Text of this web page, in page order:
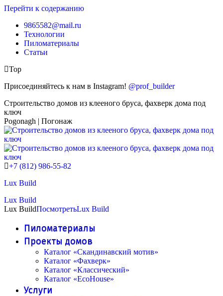
Перейти к содержанию
9865582@mail.ru
Технологии
Пиломатериалы
Статьи
Top
Присоединяйтесь к нам в Instagram! @prof_builder
Строительство домов из клееного бруса, фахверк дома под
ключ
Pogonagh | Погонаж
+7 (812) 986-55-82
Lux Build
Lux Build
Lux BuildПосмотретьLux Build
Пиломатериалы
Проекты домов
Каталог «Скандинавский мотив»
Каталог «Фахверк»
Каталог «Классический»
Каталог «EcoHouse»
Услуги